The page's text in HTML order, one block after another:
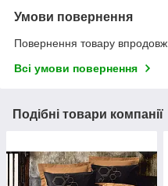
Умови повернення
Повернення товару
Всі умови повернення
Подібні товари компанії